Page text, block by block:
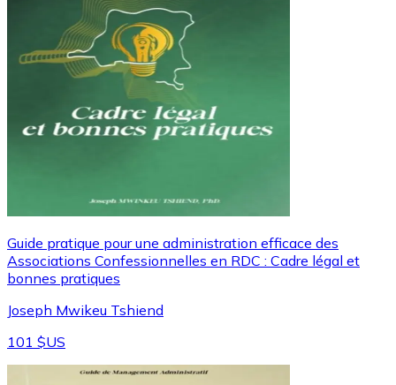
Guide pratique pour une administration efficace des
Associations Confessionnelles en RDC : Cadre légal et
bonnes pratiques
Joseph Mwikeu Tshiend
101 $US